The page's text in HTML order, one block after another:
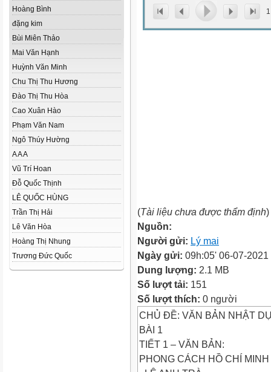
Hoàng Bình
đặng kim
Bùi Miên Thảo
Mai Văn Hạnh
Huỳnh Văn Minh
Chu Thị Thu Hương
Đào Thị Thu Hòa
Cao Xuân Hào
Phạm Văn Nam
Ngô Thúy Hường
A A A
Vũ Trí Hoan
Đỗ Quốc Thịnh
LÊ QUỐC HÙNG
Trần Thị Hải
Lê Văn Hòa
Hoàng Thị Nhung
Trương Đức Quốc
1
(Tài liệu chưa được thẩm định)
Nguồn:
Người gửi: Lý mai
Ngày gửi: 09h:05' 06-07-2021
Dung lượng: 2.1 MB
Số lượt tải: 151
Số lượt thích: 0 người
CHỦ ĐỀ: VĂN BẢN NHẬT
BÀI 1
TIẾT 1 – VĂN BẢN:
PHONG CÁCH HỒ CHÍ MINH